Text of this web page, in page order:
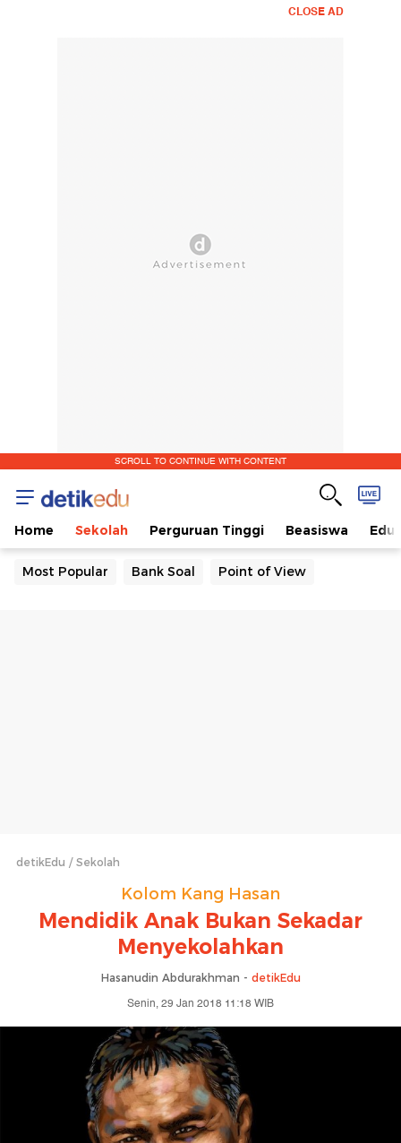
CLOSE AD
SCROLL TO CONTINUE WITH CONTENT
Home Sekolah Perguruan Tinggi Beasiswa
Most Popular Bank Soal Point of View
detikEdu Sekolah
Kolom Kang Hasan
Mendidik Anak Bukan Sekadar
Menyekolahkan
Hasanudin Abdurakhman - detikEdu
Senin, 29 Jan 2018 11:18 WIB